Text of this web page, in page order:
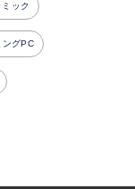
ック
ングPC